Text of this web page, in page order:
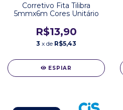
Corretivo Fita Tilibra
5mmx6m Cores Unitário
R$13,90
3 x de R$5,43
ESPIAR